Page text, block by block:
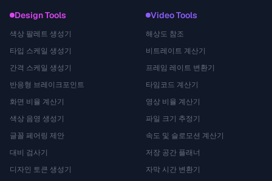
Design Tools
색상 팔레트 생성기
타입 스케일 생성기
간격 스케일 생성기
반응형 브레이크포인트
화면 비율 계산기
색상 음영 생성기
글꼴 페어링 제안
대비 검사기
디자인 토큰 생성기
Video Tools
해상도 참조
비트레이트 계산기
프레임 레이트 변환기
타임코드 계산기
영상 비율 계산기
파일 크기 추정기
속도 및 슬로모션 계산기
저장 공간 플래너
자막 시간 변환기